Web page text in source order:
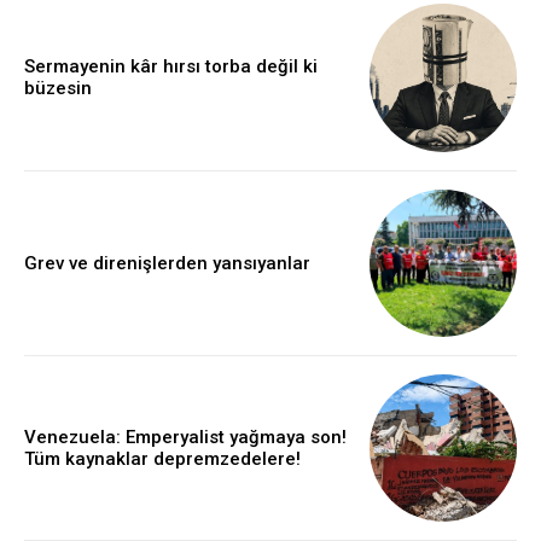
Sermayenin kâr hırsı torba değil ki
büzesin
Grev ve direnişlerden yansıyanlar
Venezuela: Emperyalist yağmaya son!
Tüm kaynaklar depremzedelere!